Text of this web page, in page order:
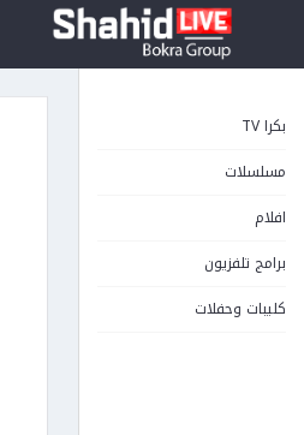
بكرا TV
مسلسلات
افلام
برامج تلفزيون
كليبات وحفلات